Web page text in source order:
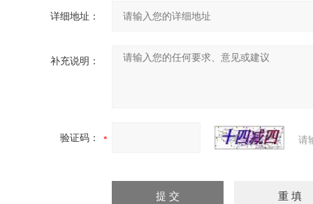
详细地址：
补充说明：
验证码： 请